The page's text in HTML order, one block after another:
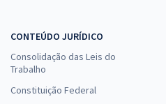
CONTEÚDO JURÍDICO
Consolidação das Leis do
Trabalho
Constituição Federal